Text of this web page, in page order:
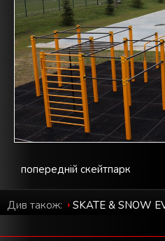
попередній скейтпарк
Див також: SKATE & SNOW